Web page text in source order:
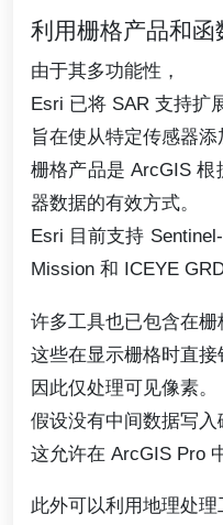
利用栅格产品和函
由于其多功能性，
Esri 已将 SAR 支持扩
旨在使从特定传感器添
栅格产品是 ArcGIS
器数据的有效方式。
Esri 目前支持
Mission 和 ICEYE GRD
许多工具也已包含在栅
这些在显示栅格时直接
因此仅处理可见像素。
假设没有中间数据写入
这允许在 ArcGIS Pro
此外可以利用地理处